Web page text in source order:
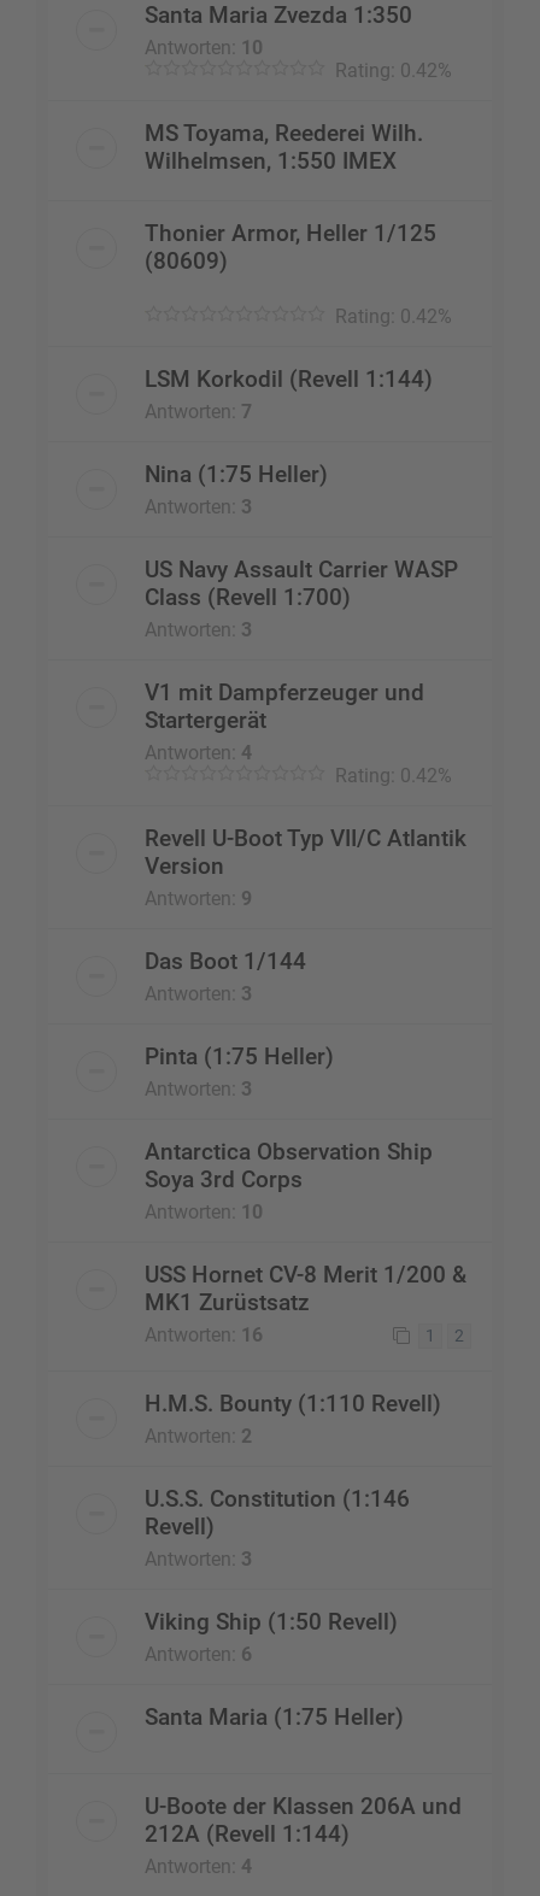
Santa Maria Zvezda 1:350
Antworten:
10
Rating: 0.42%
MS Toyama, Reederei Wilh.
Wilhelmsen, 1:550 IMEX
Thonier Armor, Heller 1/125
(80609)
Rating: 0.42%
LSM Korkodil (Revell 1:144)
Antworten: 7
Nina (1:75 Heller)
Antworten: 3
US Navy Assault Carrier WASP
Class (Revell 1:700)
Antworten: 3
V1 mit Dampferzeuger und
Startergerät
Antworten: 4
Rating: 0.42%
Revell U-Boot Typ VII/C Atlantik
Version
Antworten: 9
Das Boot 1/144
Antworten: 3
Pinta (1:75 Heller)
Antworten: 3
Antarctica Observation Ship
Soya 3rd Corps
Antworten: 10
USS Hornet CV-8 Merit 1/200 &
MK1 Zurüstsatz
Antworten: 16 1 2
H.M.S. Bounty (1:110 Revell)
Antworten: 2
U.S.S. Constitution (1:146
Revell)
Antworten: 3
Viking Ship (1:50 Revell)
Antworten: 6
Santa Maria (1:75 Heller)
U-Boote der Klassen 206A und
212A (Revell 1:144)
Antworten: 4